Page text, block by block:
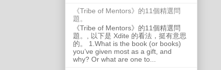
《Tribe of Mentors》的11個精選問
題。
《Tribe of Mentors》的11個精選問
題。, 以下是 Xdite 的看法，挺有意思
的。 1.What is the book (or books)
you’ve given most as a gift, and
why? Or what are one to...